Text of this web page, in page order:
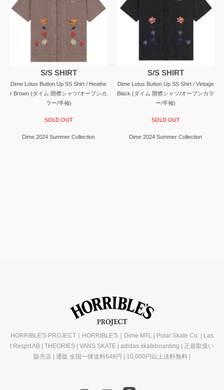
S/S SHIRT
Dime Lotus Button Up SS Shirt / Heathe
r Brown (ダイム 開襟シャツ/オープンカ
ラー/半袖)
SOLD OUT
Dime 2024 Summer Collection
S/S SHIRT
Dime Lotus Button Up SS Shirt / Vintage
Black (ダイム 開襟シャツ/オープンカラ
ー/半袖)
SOLD OUT
Dime 2024 Summer Collection
HORRIBLE'S PROJECT｜HORRIBLE'S｜Dime MTL | Polar Skate Co. | Las
t Resprt AB | THEORIES | VANS SKATE | adidas skateboarding | 正規取扱い
販売店 | 通販 全国一律送料648円 | 10,000円以上送料無料 |